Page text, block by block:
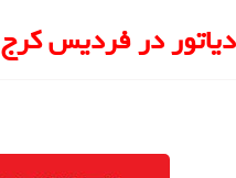
در فردیس کرج